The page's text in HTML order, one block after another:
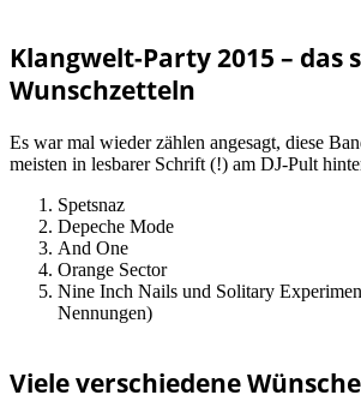
Klangwelt-Party 2015 – das
Wunschzetteln
Es war mal wieder zählen angesagt, diese
meisten in lesbarer Schrift (!) am DJ-Pult
Spetsnaz
Depeche Mode
And One
Orange Sector
Nine Inch Nails und Solitary
Nennungen)
Viele verschiedene Wünsche